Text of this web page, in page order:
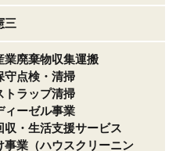
三
業廃棄物収集運搬
守点検・清掃
トラップ清掃
ィーゼル事業
収・生活支援サービス
事業（ハウスクリーニン